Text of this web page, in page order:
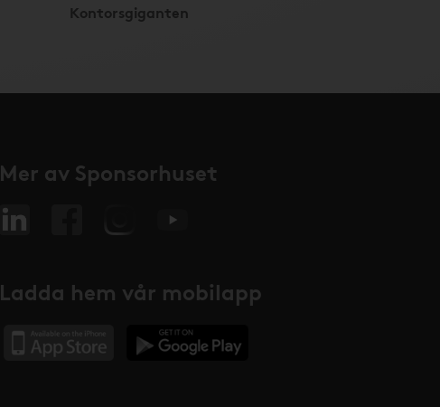
Kontorsgiganten
Mer av Sponsorhuset
Ladda hem vår mobilapp